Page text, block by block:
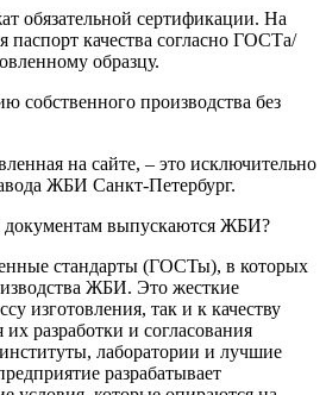
обязательной сертификации. На
паспорт качества согласно ГОСТа/
образцу.
собственного производства без
на сайте, – это исключительно
ЖБИ Санкт-Петербург.
выпускаются ЖБИ?
стандарты (ГОСТы), в которых
ЖБИ. Это жесткие
изготовления, так и к качеству
разработки и согласования
лаборатории и лучшие
разрабатывает